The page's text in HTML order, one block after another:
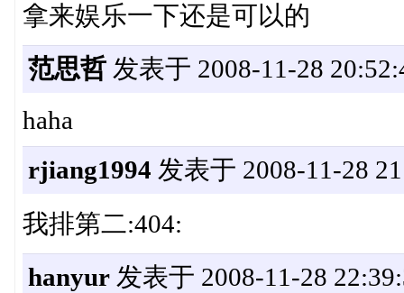
拿来娱乐一下还是可以的
范思哲发表于 2008-11-28
haha
rjiang1994 发表于 2008-11-28
我排第二:404:
hanyur发表于 2008-11-28